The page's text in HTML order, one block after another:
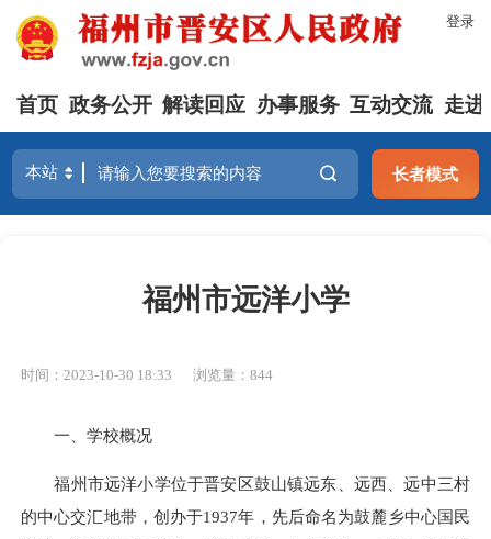
登录
首页 政务公开 解读回应 办事服务 互动交流 走进
长者模式
福州市远洋小学
时间：2023-10-30 18:33 浏览量：844
一、学校概况
福州市远洋小学位于晋安区鼓山镇远东、远西、远中三村
的中心交汇地带，创办于1937年，先后命名为鼓麓乡中心国民